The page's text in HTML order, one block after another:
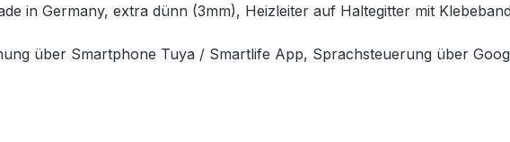
in Germany, extra dünn (3mm), Heizleiter auf Haltegitter mit
über Smartphone Tuya / Smartlife App, Sprachsteuerung über